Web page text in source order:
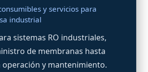
y servicios para
industrial
sistemas RO industriales,
de membranas hasta
y mantenimiento.